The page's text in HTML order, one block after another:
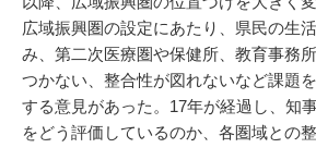
広域振興圏の設定にあたり、県民の生
み、第二次医療圏や保健所、教育事務
つかない、整合性が図れないなど課題
する意見があった。17年が経過し、知
をどう評価しているのか、各圏域との